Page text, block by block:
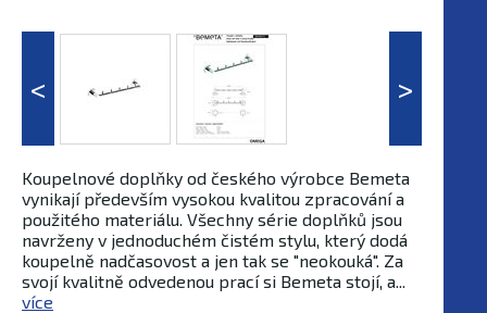
Koupelnové doplňky od českého výrobce Bemeta
vynikají především vysokou kvalitou zpracování a
použitého materiálu. Všechny série doplňků jsou
navrženy v jednoduchém čistém stylu, který dodá
koupelně nadčasovost a jen tak se "neokouká". Za
svojí kvalitně odvedenou prací si Bemeta stojí, a...
více